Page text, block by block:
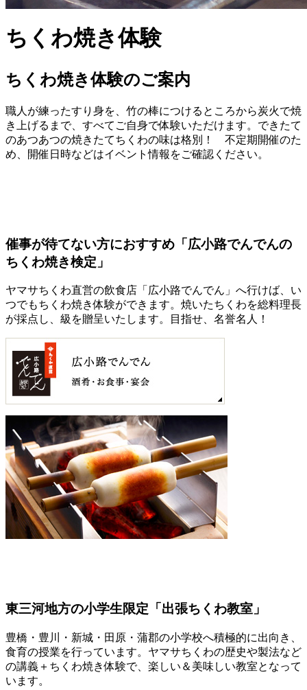
ちくわ焼き体験
ちくわ焼き体験のご案内
職人が練ったすり身を、竹の棒につけるところから炭火で焼
き上げるまで、すべてご自身で体験いただけます。できたて
のあつあつの焼きたてちくわの味は格別！ 不定期開催のた
め、開催日時などはイベント情報をご確認ください。
催事が待てない方におすすめ「広小路でんでんの
ちくわ焼き検定」
ヤマサちくわ直営の飲食店「広小路でんでん」へ行けば、い
つでもちくわ焼き体験ができます。焼いたちくわを総料理長
が採点し、級を贈呈いたします。目指せ、名誉名人！
東三河地方の小学生限定「出張ちくわ教室」
豊橋・豊川・新城・田原・蒲郡の小学校へ積極的に出向き、
食育の授業を行っています。ヤマサちくわの歴史や製法など
の講義＋ちくわ焼き体験で、楽しい＆美味しい教室となって
います。